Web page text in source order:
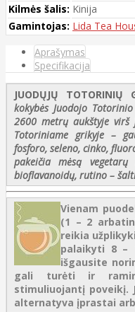
Kilmės šalis: Kinija
Gamintojas: Lida Tea
Aprašymas
Specifikacija
JUODŲJŲ TOTORINIŲ
kokybės Juodojo
2600 metrų aukštyje virš
Totoriniame grikyje –
fosforo, seleno, cinko,
pakeičia mėsą
bioflavanoidų, rutino –
Vienam
(1 – 2
reikia
palaikyti 8 –
išgausite
gali turėti ir
stimuliuojantį poveikį.
alternatyva įprastai